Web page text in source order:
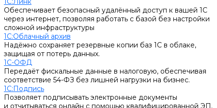
Обеспечивает безопасный удалённый доступ к вашей 1С
через интернет, позволяя работать с базой без настройки
сложной инфраструктуры
1С:Облачный архив
Надёжно сохраняет резервные копии баз 1С в облаке,
защищая от потерь данных.
1С-ОФД
Передаёт фискальные данные в налоговую, обеспечивая
соответствие 54-ФЗ без лишней нагрузки на бизнес.
1С:Подпись
Позволяет подписывать электронные документы
и отчитываться онлайн с помощью квалифицированной ЭП.